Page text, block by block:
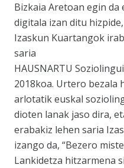
Bizkaia Aretoan egin da
digitala izan ditu
Izaskun Kuartangok
saria
HAUSNARTU
2018koa. Urtero bezala
arlotatik euskal
dioten lanak jaso dira,
erabakiz lehen saria
izango da, “Bezero
Lankidetza hitzarmena